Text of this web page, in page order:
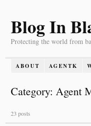
Blog In
Protecting the world from
ABOUT AGENTK
Category: Agent
23 posts